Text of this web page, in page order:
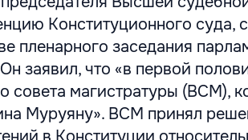
Конституционного суда,
пленарного заседания
заявил, что «в первой
совета магистратуры (ВСМ),
Муруяну». ВСМ принял